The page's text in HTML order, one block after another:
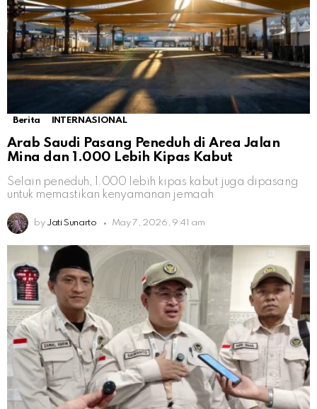
Berita INTERNASIONAL
Arab Saudi Pasang Peneduh di Area Jalan
Mina dan 1.000 Lebih Kipas Kabut
Selain peneduh, 1.000 lebih kipas kabut juga dipasang
untuk memastikan kenyamanan jemaah
by Jati Sunarto May 7, 2026, 9:41 am